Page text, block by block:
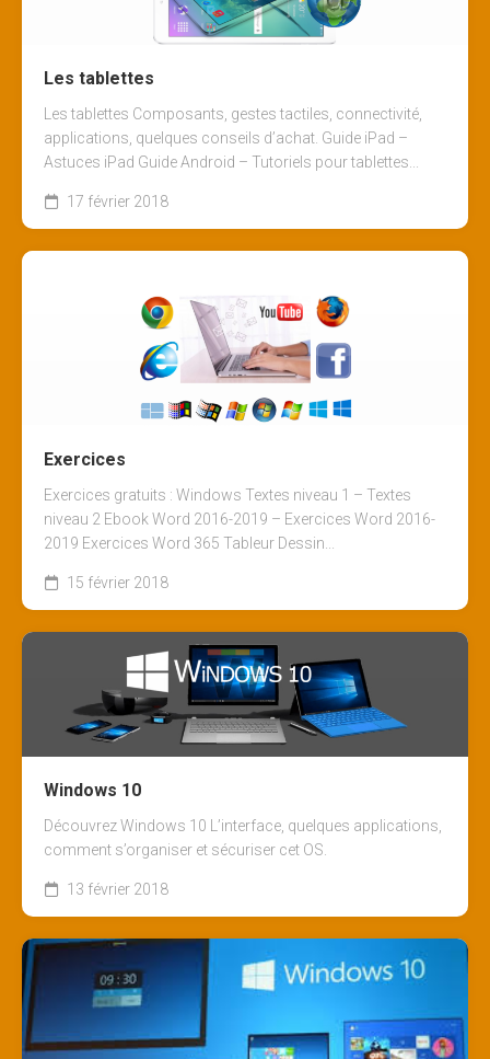
Les tablettes
Les tablettes Composants, gestes tactiles, connectivité,
applications, quelques conseils d’achat. Guide iPad –
Astuces iPad Guide Android – Tutoriels pour tablettes...
17 février 2018
Exercices
Exercices gratuits : Windows Textes niveau 1 – Textes
niveau 2 Ebook Word 2016-2019 – Exercices Word 2016-
2019 Exercices Word 365 Tableur Dessin...
15 février 2018
Windows 10
Découvrez Windows 10 L’interface, quelques applications,
comment s’organiser et sécuriser cet OS.
13 février 2018